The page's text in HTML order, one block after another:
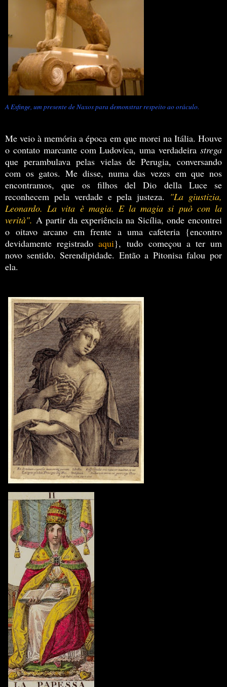
A Esfinge, um presente de Naxos para demonstrar respeito ao oráculo.
Me veio à memória a época em que morei na Itália. Houve
o contato marcante com Ludovica, uma verdadeira strega
que perambulava pelas vielas de Perugia, conversando
com os gatos. Me disse, numa das vezes em que nos
encontramos, que os filhos del Dio della Luce se
reconhecem pela verdade e pela justeza. "La giustizia,
Leonardo. La vita è magia. E la magia si può con la
verità". A partir da experiência na Sicília, onde encontrei
o oitavo arcano em frente a uma cafeteria {encontro
devidamente registradoaqui}, tudo começou a ter um
novo sentido. Serendipidade. Então a Pitonisa falou por
ela.